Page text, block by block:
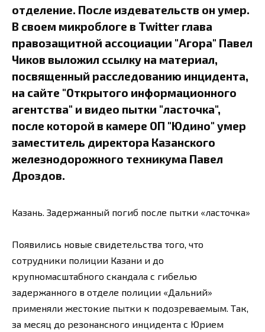
отделение. После издевательств он умер.
В своем микроблоге в Twitter глава
правозащитной ассоциации "Агора" Павел
Чиков выложил ссылку на материал,
посвященный расследованию инцидента,
на сайте "Открытого информационного
агентства" и видео пытки "ласточка",
после которой в камере ОП "Юдино" умер
заместитель директора Казанского
железнодорожного техникума Павел
Дроздов.
Казань. Задержанный погиб после пытки «ласточка»
Появились новые свидетельства того, что
сотрудники полиции Казани и до
крупномасштабного скандала с гибелью
задержанного в отделе полиции «Дальний»
применяли жестокие пытки к подозреваемым. Так,
за месяц до резонансного инцидента с Юрием